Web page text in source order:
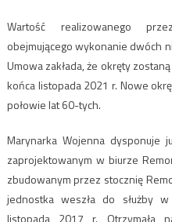
Wartość realizowanego
obejmującego wykonanie dwóch
Umowa zakłada, że okręty
końca listopada 2021 r. Nowe
połowie lat 60-tych.
Marynarka Wojenna dysponuje
zaprojektowanym w biurze
zbudowanym przez stocznię
jednostka weszła do służby
listopada 2017 r. Otrzymała